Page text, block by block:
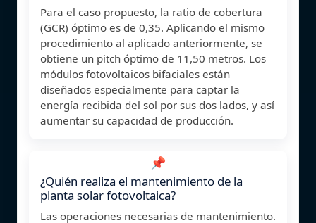
Para el caso propuesto, la ratio de cobertura
(GCR) óptimo es de 0,35. Aplicando el mismo
procedimiento al aplicado anteriormente, se
obtiene un pitch óptimo de 11,50 metros. Los
módulos fotovoltaicos bifaciales están
diseñados especialmente para captar la
energía recibida del sol por sus dos lados, y así
aumentar su capacidad de producción.
📌
¿Quién realiza el mantenimiento de la
planta solar fotovoltaica?
Las operaciones necesarias de mantenimiento.